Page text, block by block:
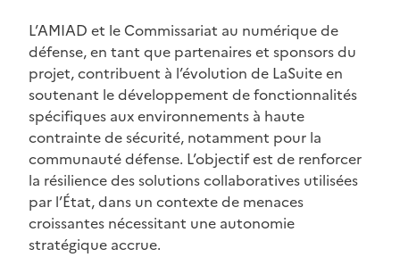
L’AMIAD et le Commissariat au numérique de
défense, en tant que partenaires et sponsors du
projet, contribuent à l’évolution de LaSuite en
soutenant le développement de fonctionnalités
spécifiques aux environnements à haute
contrainte de sécurité, notamment pour la
communauté défense. L’objectif est de renforcer
la résilience des solutions collaboratives utilisées
par l’État, dans un contexte de menaces
croissantes nécessitant une autonomie
stratégique accrue.